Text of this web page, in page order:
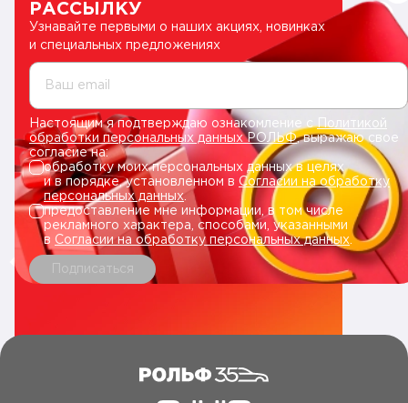
РАССЫЛКУ
Узнавайте первыми о наших акциях, новинках
и специальных предложениях
Ваш email
Настоящим я подтверждаю ознакомление сПолитикой
обработки персональных данных РОЛЬФ, выражаю свое
согласие на:
обработку моих персональных данных в целях
и в порядке, установленном в Согласии на обработку
персональных данных.
предоставление мне информации, в том числе
рекламного характера, способами, указанными
в Согласии на обработку персональных данных
Подписаться